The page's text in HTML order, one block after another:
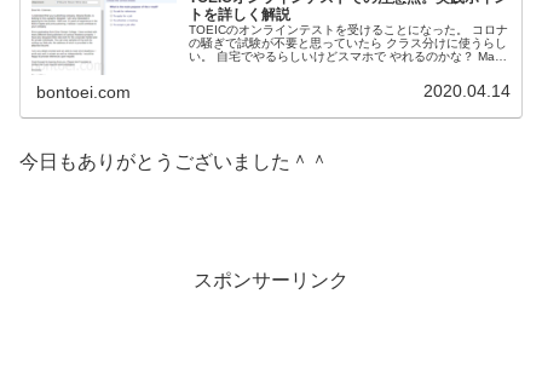
トを詳しく解説
TOEICのオンラインテストを受けることになった。 コロナ
の騒ぎで試験が不要と思っていたら クラス分けに使うらし
い。 自宅でやるらしいけどスマホで やれるのかな？ Mac
点を 解説します。 PCの事前準備が必須ですよ。
bontoei.com 2020.04.14
今日もありがとうございました＾＾
スポンサーリンク